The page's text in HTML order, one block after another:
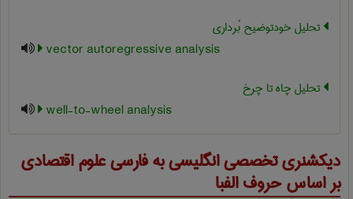
تحلیل خودتوضیح بُرداری
vector autoregressive analysis
تحلیل چاه تا چرخ
well-to-wheel analysis
دیکشنری تخصصی انگلیسی به فارسیعلوم اقتصادی
بر اساس حروف الفبا